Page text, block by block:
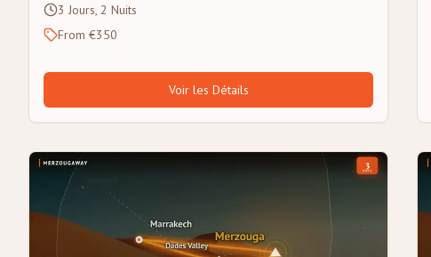
3 Jours, 2 Nuits
From €350
Voir les Détails